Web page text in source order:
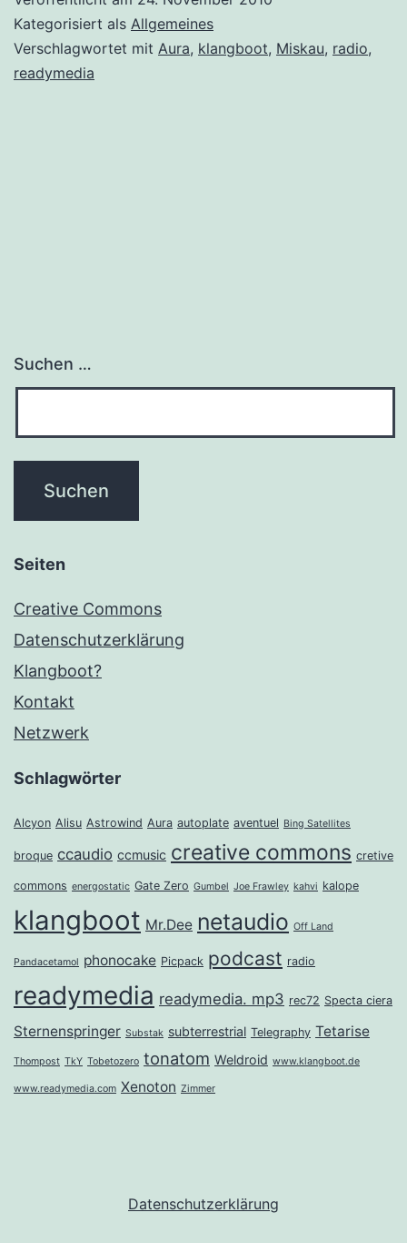
Kategorisiert als Allgemeines
Verschlagwortet mit Aura, klangboot, Miskau, radio,
readymedia
Suchen …
Seiten
Creative Commons
Datenschutzerklärung
Klangboot?
Kontakt
Netzwerk
Schlagwörter
Alcyon Alisu Astrowind Aura autoplate aventuel Bing Satellites
broque ccaudio ccmusic creative commons cretive
commons energostatic Gate Zero Gumbel Joe Frawley kahvi kalope
klangboot Mr.Dee netaudio Off Land
Pandacetamol phonocake Picpack podcast radio
readymedia readymedia. mp3 rec72 Specta ciera
Sternenspringer Substak subterrestrial Telegraphy Tetarise
Thompost TkY Tobetozero tonatom Weldroid www.klangboot.de
www.readymedia.com Xenoton Zimmer
Datenschutzerklärung